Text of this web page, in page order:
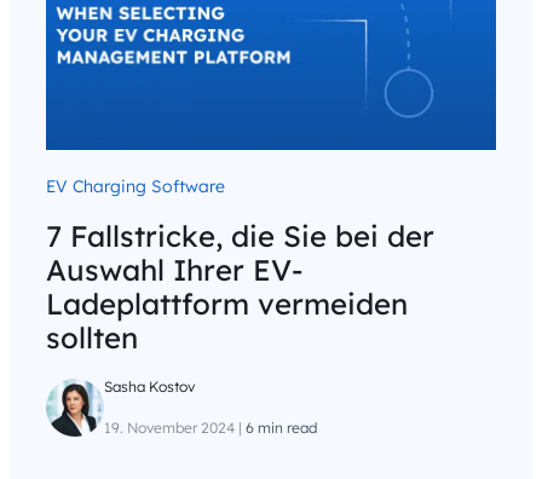
EV Charging Software
7 Fallstricke, die Sie bei der
Auswahl Ihrer EV-
Ladeplattform vermeiden
sollten
Sasha Kostov
19. November 2024 | 6 min read